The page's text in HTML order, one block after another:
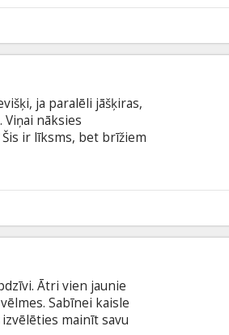
ja paralēli jāšķiras,
nāksies
ir līksms, bet brīžiem
Ātri vien jaunie
Sabīnei kaisle
mainīt savu